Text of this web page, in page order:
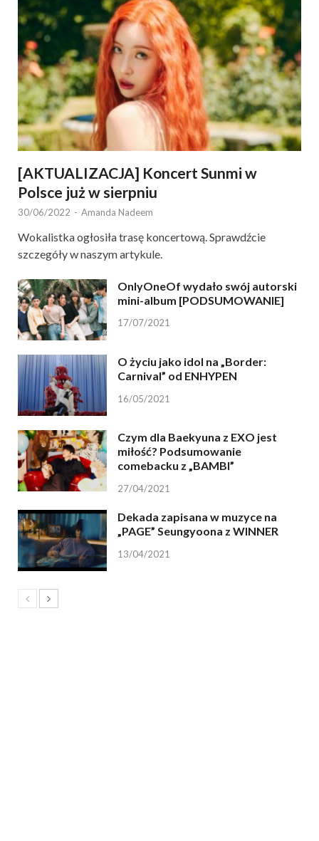
[AKTUALIZACJA] Koncert Sunmi w
Polsce już w sierpniu
30/06/2022 - Amanda Nadeem
Wokalistka ogłosiła trasę koncertową. Sprawdźcie
szczegóły w naszym artykule.
OnlyOneOf wydało swój autorski
mini-album [PODSUMOWANIE]
17/07/2021
O życiu jako idol na „Border:
Carnival” od ENHYPEN
16/05/2021
Czym dla Baekyuna z EXO jest
miłość? Podsumowanie
comebacku z „BAMBI”
27/04/2021
Dekada zapisana w muzyce na
„PAGE” Seungyoona z WINNER
13/04/2021